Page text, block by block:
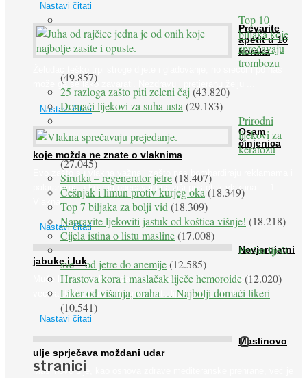
Nastavi čitati
Prevarite
apetit u 10
koraka
Želudac teško trpi stroge dijete i gladovanje, no srećom po nas
može ga se lako zavarati. Nezdravu i pretjeranu želju ...
Nastavi čitati
Osam
činjenica
koje možda ne znate o vlaknima
Evo zašto su vlakna važna i zašto nas bombardiraju reklamama i
pakiranjima u kojima obećavaju najviši postotak vlakana ... 1.
Vlakna ...
Nastavi čitati
Nevjerojatni
jabuke i luk
Muče li vas tegobe vezane uz srce, oči i živce, od kojih pati
većina dijabetičara u kasnijem stadiju bolesti, jabuke ...
Nastavi čitati
Maslinovo
ulje sprječava moždani udar
Maslinovo ulje, kao osnova zdrave mediteranske prehrane, već je
Top 10
biljaka koje
sprečavaju
trombozu
(49.857)
25 razloga zašto piti zeleni čaj(43.820)
Domaći lijekovi za suha usta (29.183)
Prirodni
lijekovi za
keratozu
(27.045)
Sirutka – regenerator jetre(18.407)
Češnjak i limun protiv kurjeg oka (18.349)
Top 7 biljaka za bolji vid (18.309)
Napravite ljekoviti jastuk od koštica višnje! (18.218)
Cijela istina o listu masline(17.008)
Peršin liječi
sve – od jetre do anemije(12.585)
Hrastova kora i maslačak liječe hemoroide(12.020)
Liker od višanja, oraha … Najbolji domaći likeri
(10.541)
O
stranici